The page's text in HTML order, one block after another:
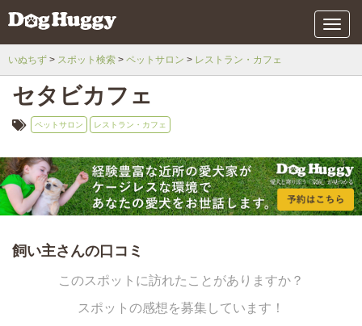
メ
ニ
いぬちず スポット検索 ペットサロン レストラン・カフェ
セタビカフェ
ペットサロン レストラン・カフェ
飼い主さんの口コミ
このスポットに訪れたことがありますか？
スポットの感想を募集しています！